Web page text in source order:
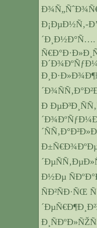
Ð¡ÐµÐ½Ñ‚-
´Ð¸Ð½Ð°Ñ….
Ð
Ð½Ðµ